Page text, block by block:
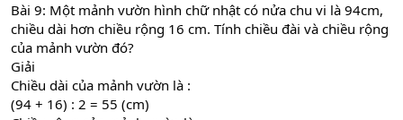
Bài 9: Một mảnh vườn hình chữ nhật có nửa chu vi là 94cm,
chiều dài hơn chiều rộng 16 cm. Tính chiều đài và chiều rộng
của mảnh vườn đó?
Giải
Chiều dài của mảnh vườn là :
(94 + 16) : 2 = 55 (cm)